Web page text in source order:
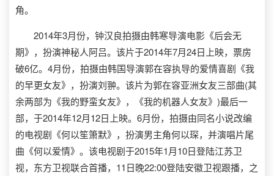
角。
2014年3月份，钟汉良拍摄由韩寒导演电影《后会无
期》，扮演神秘人阿吕。该片于2014年7月24日上映，票房
破6亿。4月份，拍摄由韩国导演郭在容执导的爱情喜剧《我
的早更女友》，扮演刘翀。该片为郭在容亚洲女友三部曲(其
余两部为《我的野蛮女友》，《我的机器人女友》)最后一
部，于2014年12月12日上映。6月份，拍摄由同名小说改编
的电视剧《何以笙箫默》，扮演男主角何以琛，并演唱片尾
曲《何以爱情》。该电视剧于2015年1月10日登陆江苏卫
视，东方卫视联合首播，11日晚22:00登陆安徽卫视跟播，之